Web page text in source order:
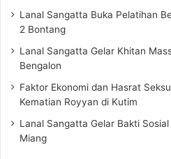
Lanal Sangatta Buka Pelatihan
2 Bontang
Lanal Sangatta Gelar Khitan
Bengalon
Faktor Ekonomi dan Hasrat
Kematian Royyan di Kutim
Lanal Sangatta Gelar Bakti
Miang